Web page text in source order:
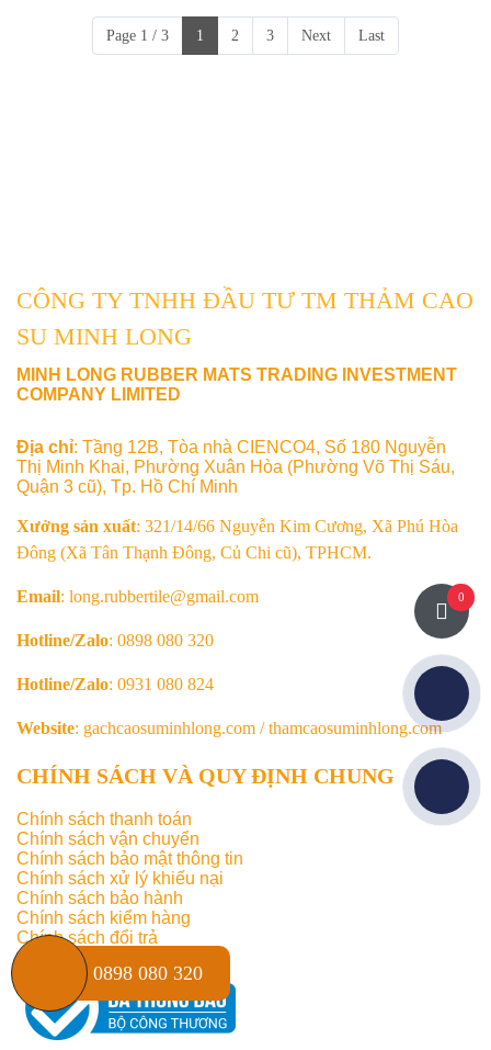
Page 1 / 3 1 2 3 Next Last
CÔNG TY TNHH ĐẦU TƯ TM THẢM CAO
SU MINH LONG
MINH LONG RUBBER MATS TRADING INVESTMENT
COMPANY LIMITED
Địa chỉ: Tầng 12B, Tòa nhà CIENCO4, Số 180 Nguyễn
Thị Minh Khai, Phường Xuân Hòa (Phường Võ Thị Sáu,
Quận 3 cũ), Tp. Hồ Chí Minh
Xưởng sản xuất: 321/14/66 Nguyễn Kim Cương, Xã Phú Hòa
Đông (Xã Tân Thạnh Đông, Củ Chi cũ), TPHCM.
Email: long.rubbertile@gmail.com
Hotline/Zalo: 0898 080 320
Hotline/Zalo: 0931 080 824
Website: gachcaosuminhlong.com / thamcaosuminhlong.com
CHÍNH SÁCH VÀ QUY ĐỊNH CHUNG
Chính sách thanh toán
Chính sách vận chuyển
Chính sách bảo mật thông tin
Chính sách xử lý khiếu nại
Chính sách bảo hành
Chính sách kiểm hàng
Chính sách đổi trả
0
0898 080 320